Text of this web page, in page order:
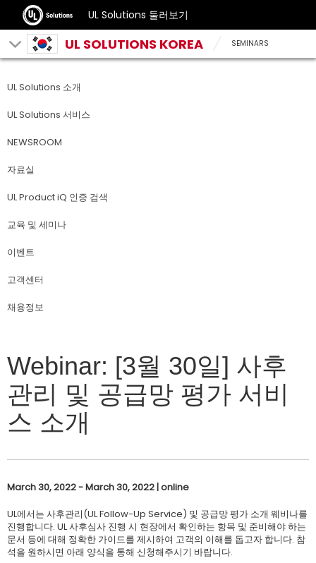
UL Solutions 둘러보기
UL SOLUTIONS KOREA SEMINARS
UL Solutions 소개
UL Solutions 서비스
NEWSROOM
자료실
UL Product iQ 인증 검색
교육 및 세미나
이벤트
고객센터
채용정보
Webinar: [3월 30일] 사후
관리 및 공급망 평가 서비
스 소개
March 30, 2022 - March 30, 2022 | online
UL에서는 사후관리(UL Follow-Up Service) 및 공급망 평가 소개 웨비나를
진행합니다. UL 사후심사 진행 시 현장에서 확인하는 항목 및 준비해야 하는
문서 등에 대해 정확한 가이드를 제시하여 고객의 이해를 돕고자 합니다. 참
석을 원하시면 아래 양식을 통해 신청해주시기 바랍니다.